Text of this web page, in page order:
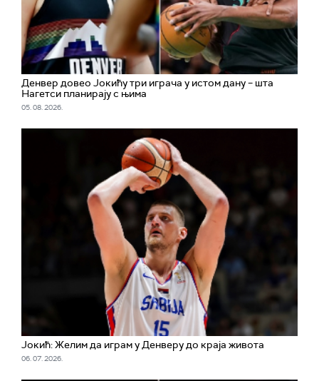
Денвер довео Јокићу три играча у истом дану – шта
Нагетси планирају с њима
05. 08. 2026.
Јокић: Желим да играм у Денверу до краја живота
06. 07. 2026.